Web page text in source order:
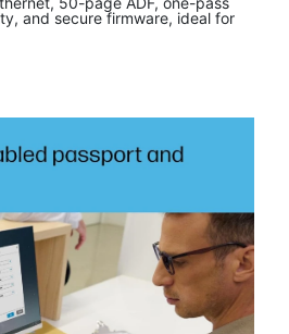
and secure firmware, ideal for